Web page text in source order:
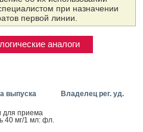
при назначении
первой линии.
аналоги
выпуска Владелец рег. уд.
для при­ема
40 мг/1 мл: фл.